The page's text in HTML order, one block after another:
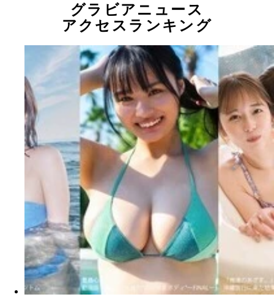
グラビアニュース
アクセスランキング